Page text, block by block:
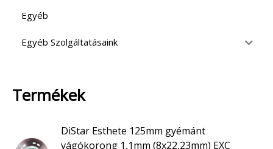
Egyéb
Egyéb Szolgáltatásaink
Termékek
DiStar Esthete 125mm gyémánt
vágókorong 1,1mm (8x22,23mm) EXC